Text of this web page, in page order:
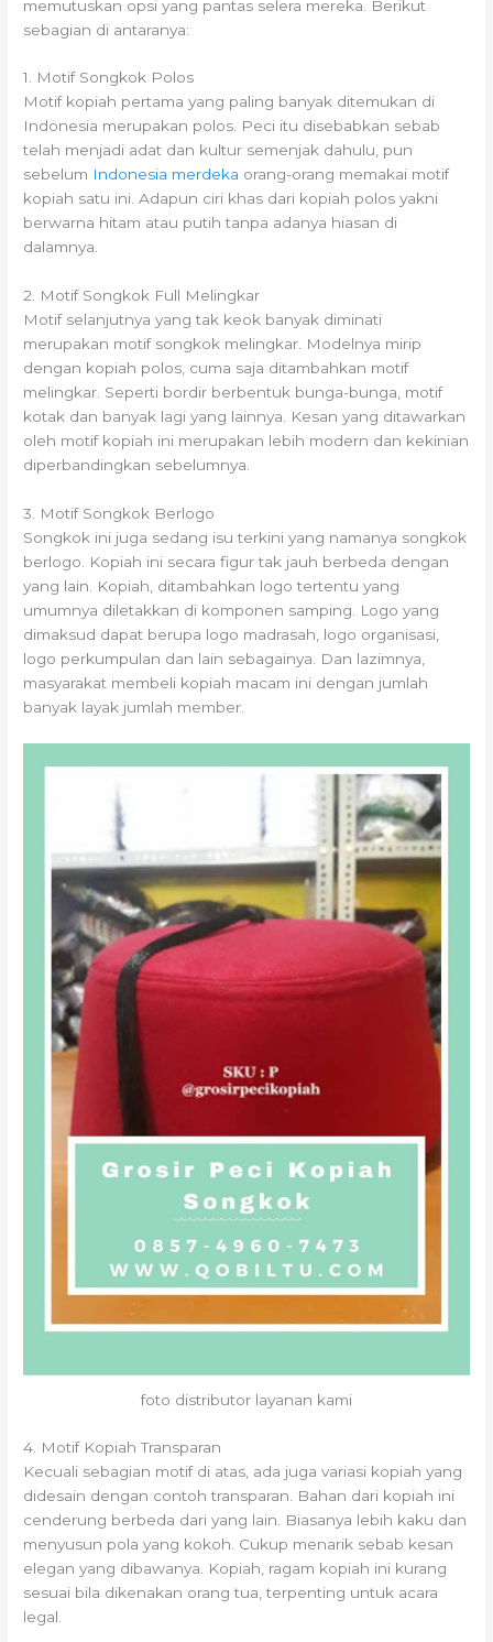
memutuskan opsi yang pantas selera mereka. Berikut
sebagian di antaranya:
1. Motif Songkok Polos
Motif kopiah pertama yang paling banyak ditemukan di
Indonesia merupakan polos. Peci itu disebabkan sebab
telah menjadi adat dan kultur semenjak dahulu, pun
sebelum Indonesia merdeka orang-orang memakai motif
kopiah satu ini. Adapun ciri khas dari kopiah polos yakni
berwarna hitam atau putih tanpa adanya hiasan di
dalamnya.
2. Motif Songkok Full Melingkar
Motif selanjutnya yang tak keok banyak diminati
merupakan motif songkok melingkar. Modelnya mirip
dengan kopiah polos, cuma saja ditambahkan motif
melingkar. Seperti bordir berbentuk bunga-bunga, motif
kotak dan banyak lagi yang lainnya. Kesan yang ditawarkan
oleh motif kopiah ini merupakan lebih modern dan kekinian
diperbandingkan sebelumnya.
3. Motif Songkok Berlogo
Songkok ini juga sedang isu terkini yang namanya songkok
berlogo. Kopiah ini secara figur tak jauh berbeda dengan
yang lain. Kopiah, ditambahkan logo tertentu yang
umumnya diletakkan di komponen samping. Logo yang
dimaksud dapat berupa logo madrasah, logo organisasi,
logo perkumpulan dan lain sebagainya. Dan lazimnya,
masyarakat membeli kopiah macam ini dengan jumlah
banyak layak jumlah member.
foto distributor layanan kami
4. Motif Kopiah Transparan
Kecuali sebagian motif di atas, ada juga variasi kopiah yang
didesain dengan contoh transparan. Bahan dari kopiah ini
cenderung berbeda dari yang lain. Biasanya lebih kaku dan
menyusun pola yang kokoh. Cukup menarik sebab kesan
elegan yang dibawanya. Kopiah, ragam kopiah ini kurang
sesuai bila dikenakan orang tua, terpenting untuk acara
legal.